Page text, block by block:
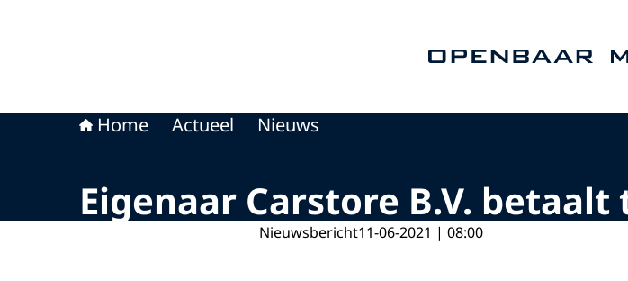
Home Actueel Nieuws
Eigenaar Carstore B.V.
Nieuwsbericht11-06-2021 | 08:00